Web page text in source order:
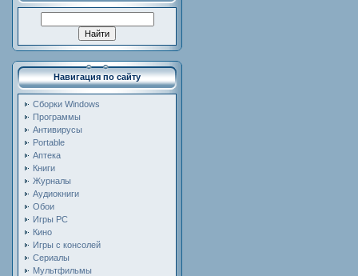
Навигация по сайту
Сборки Windows
Программы
Антивирусы
Portable
Аптека
Книги
Журналы
Аудиокниги
Обои
Игры PC
Кино
Игры с консолей
Сериалы
Мультфильмы